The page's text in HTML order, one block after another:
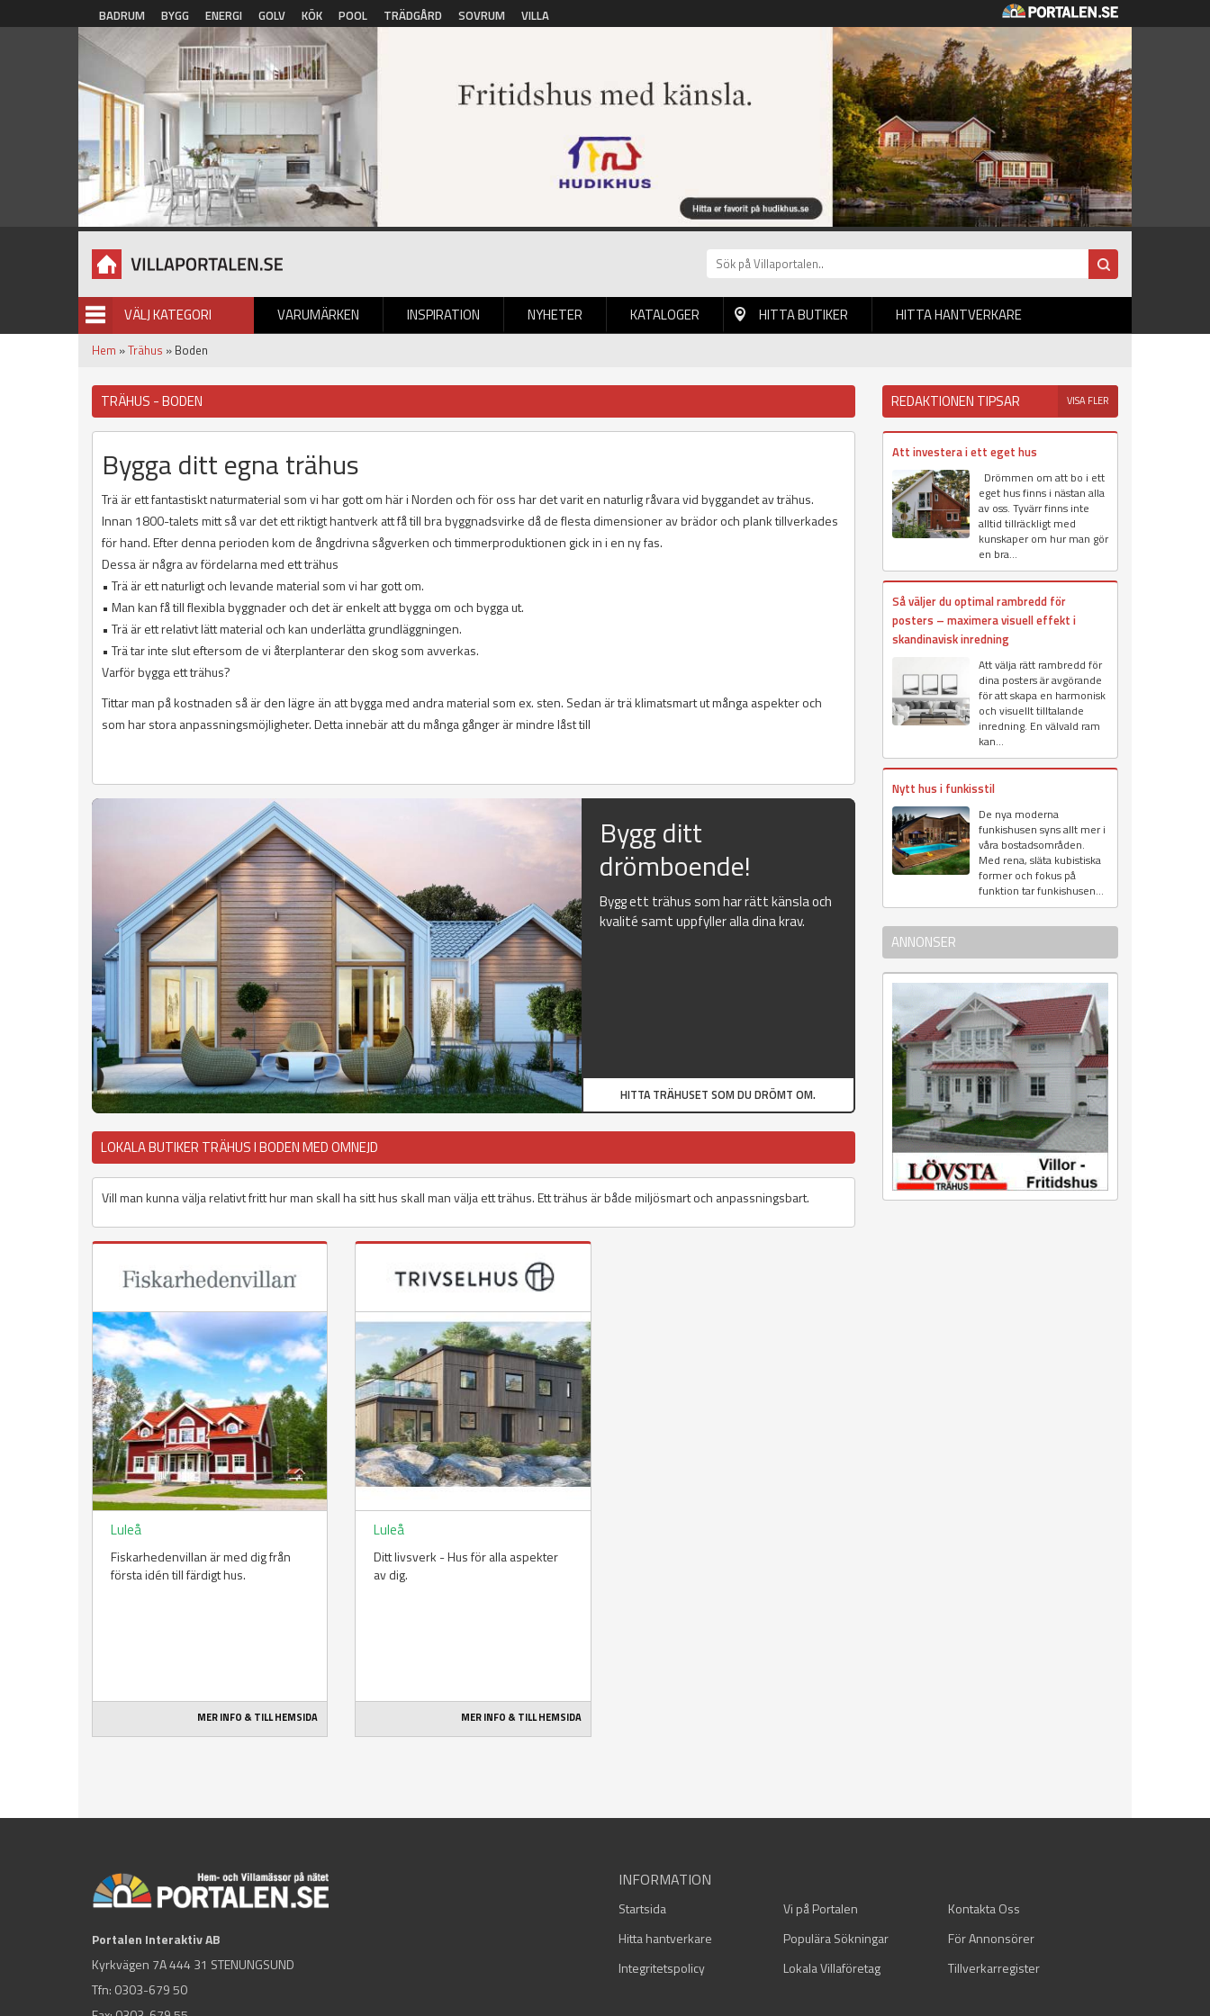
Hoppa till huvudinnehåll
BADRUM BYGG ENERGI GOLV KÖK POOL TRÄDGÅRD SOVRUM VILLA
VÄLJ KATEGORI VARUMÄRKEN INSPIRATION NYHETER
BILDGALLERI KATALOGER HITTA BUTIKER HITTA HANTVERKARE
Hem »Trähus » Boden
TRÄHUS - BODEN
Bygga ditt egna trähus
Trä är ett fantastiskt naturmaterial som vi har gott om här i Norden och för oss har det varit en naturlig råvara vid byggandet av trähus.
Innan 1800-talets mitt så var det ett riktigt hantverk att få till bra byggnadsvirke då de flesta dimensioner av brädor och plank tillverkades
för hand. Efter denna perioden kom de ångdrivna sågverken och timmerproduktionen gick in i en ny fas.
Dessa är några av fördelarna med ett trähus
• Trä är ett naturligt och levande material som vi har gott om.
• Man kan få till flexibla byggnader och det är enkelt att bygga om och bygga ut.
• Trä är ett relativt lätt material och kan underlätta grundläggningen.
• Trä tar inte slut eftersom de vi återplanterar den skog som avverkas.
Varför bygga ett trähus?
Tittar man på kostnaden så är den lägre än att bygga med andra material som ex. sten. Sedan är trä klimatsmart ut många aspekter och
som har stora anpassningsmöjligheter. Detta innebär att du många gånger är mindre låst till
Bygg ditt
drömboende!
Bygg ett trähus som har rätt känsla och
kvalité samt uppfyller alla dina krav.
HITTA TRÄHUSET SOM DU DRÖMT OM.
LOKALA BUTIKER TRÄHUS I BODEN MED OMNEJD
Vill man kunna välja relativt fritt hur man skall ha sitt hus skall man välja ett trähus. Ett trähus är både miljösmart och anpassningsbart.
Luleå
Fiskarhedenvillan är med dig från
första idén till färdigt hus.
MER INFO & TILL HEMSIDA
Luleå
Ditt livsverk - Hus för alla aspekter
av dig.
MER INFO & TILL HEMSIDA
REDAKTIONEN TIPSAR VISA FLER
Att investera i ett eget hus
Drömmen om att bo i ett
eget hus finns i nästan alla
av oss. Tyvärr finns inte
alltid tillräckligt med
kunskaper om hur man gör
en bra...
Så väljer du optimal rambredd för
posters – maximera visuell effekt i
skandinavisk inredning
Att välja rätt rambredd för
dina posters är avgörande
för att skapa en harmonisk
och visuellt tilltalande
inredning. En välvald ram
kan...
Nytt hus i funkisstil
De nya moderna
funkishusen syns allt mer i
våra bostadsområden.
Med rena, släta kubistiska
former och fokus på
funktion tar funkishusen...
ANNONSER
Portalen Interaktiv AB
Kyrkvägen 7A 444 31 STENUNGSUND
Tfn: 0303-679 50
INFORMATION
Startsida Vi på Portalen
Kontakta Oss
Hitta hantverkare
Populära Sökningar
För Annonsörer
Integritetspolicy
Lokala Villaföretag Tillverkarregister